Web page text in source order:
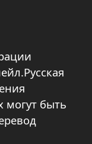
могут быть